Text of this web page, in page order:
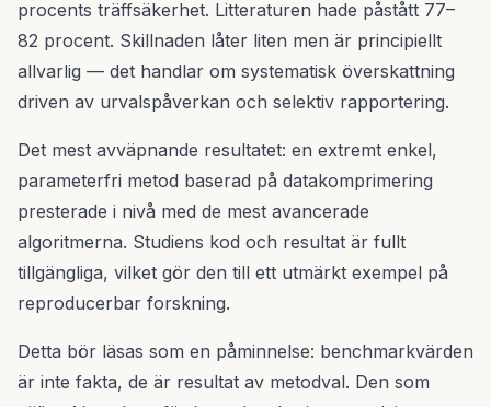
procents träffsäkerhet. Litteraturen hade påstått 77–
82 procent. Skillnaden låter liten men är principiellt
allvarlig — det handlar om systematisk överskattning
driven av urvalspåverkan och selektiv rapportering.
Det mest avväpnande resultatet: en extremt enkel,
parameterfri metod baserad på datakomprimering
presterade i nivå med de mest avancerade
algoritmerna. Studiens kod och resultat är fullt
tillgängliga, vilket gör den till ett utmärkt exempel på
reproducerbar forskning.
Detta bör läsas som en påminnelse: benchmarkvärden
är inte fakta, de är resultat av metodval. Den som